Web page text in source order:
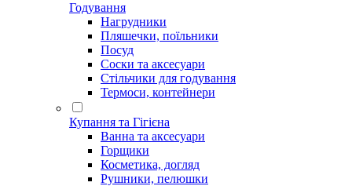
Годування
Нагрудники
Пляшечки, поїльники
Посуд
Соски та аксесуари
Стільчики для годування
Термоси, контейнери
Купання та Гігієна
Ванна та аксесуари
Горщики
Косметика, догляд
Рушники, пелюшки